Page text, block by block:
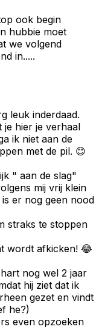
ook begin
hubbie moet
we volgend
in.....
leuk inderdaad.
je hier je verhaal
ik niet aan de
met de pil. 😊
" aan de slag"
mij vrij klein
er nog geen nood
straks te stoppen
wordt afkicken! 😂
nog wel 2 jaar
hij ziet dat ik
gezet en vindt
he?)
even opzoeken